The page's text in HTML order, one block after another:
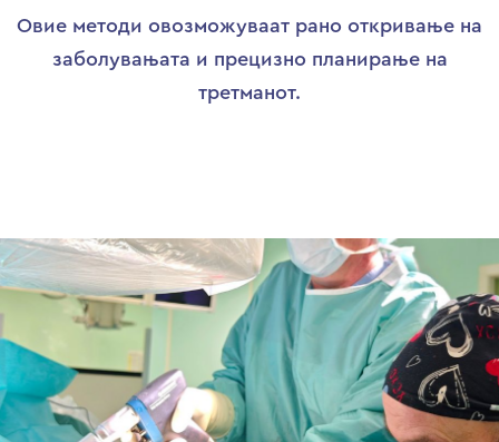
Овие методи овозможуваат рано откривање на
заболувањата и прецизно планирање на
третманот.